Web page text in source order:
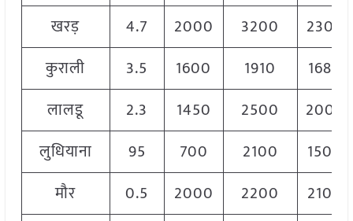
खरड़
4.7 2000 3200
2300
कुराली
3.5 1600 1910
1680
लालडू
2.3 1450 2500
2000
लुधियाना
95 700 2100
1500
मौर
0.5 2000 2200
2100